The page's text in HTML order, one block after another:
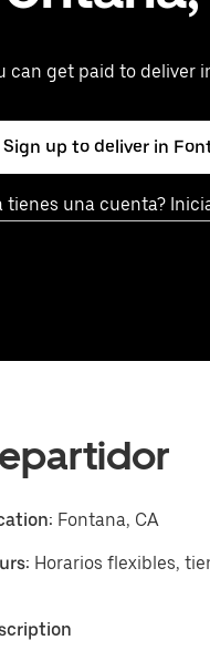
can get paid to deliver
Sign up to deliver in
tienes una cuenta?
Fontana, CA
Horarios flexibles,